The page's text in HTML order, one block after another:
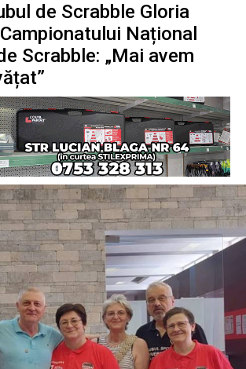
de Scrabble Gloria
Național
Scrabble: „Mai avem